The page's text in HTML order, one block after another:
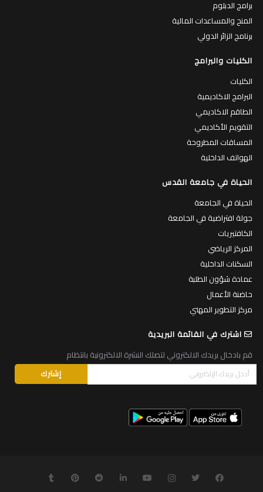
برامج الدبلوم
المنح والمساعدات المالية
برنامج الزائر الدولي
الكليات والبرامج
الكليات
البرامج الاكاديمية
الطاقم الاكاديمي
التقويم الأكاديمي
المساقات المطروحة
الهواتف الداخلية
الحياة في جامعة القدس
الحياة في الجامعة
جولة افتراضية في الجامعة
الكافتيريات
المركز الرياضي
السكنات الداخلية
عمادة شؤون الطلبة
حاضنة الأعمال
مركز التطوير المهني
اشترك في القائمة البريدية
قم بادخال بريدك الالكتروني لتصلك النشرة الالكترونية بانتظام